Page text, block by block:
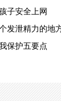
子安全上网
发泄精力的地
保护五要点